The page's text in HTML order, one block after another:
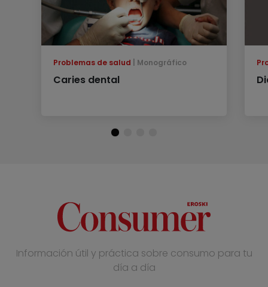
Problemas de salud Monográfico
Caries dental
Información útil y práctica sobre consumo para tu
día a día